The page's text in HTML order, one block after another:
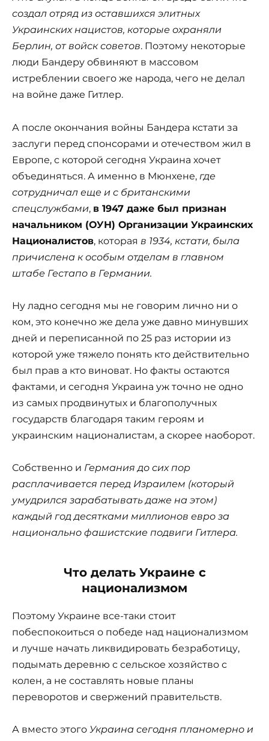
создал отряд из оставшихся элитных
Украинских нацистов, которые охраняли
Берлин, от войск советов. Поэтому некоторые
люди Бандеру обвиняют в массовом
истреблении своего же народа, чего не делал
на войне даже Гитлер.
А после окончания войны Бандера кстати за
заслуги перед спонсорами и отечеством жил в
Европе, с которой сегодня Украина хочет
объединяться. А именно в Мюнхене, где
сотрудничал еще и с британскими
спецслужбами, в 1947 даже был признан
начальником (ОУН) Организации Украинских
Националистов, которая в 1934, кстати, была
причислена к особым отделам в главном
штабе Гестапо в Германии.
Ну ладно сегодня мы не говорим лично ни о
ком, это конечно же дела уже давно минувших
дней и переписанной по 25 раз истории из
которой уже тяжело понять кто действительно
был прав а кто виноват. Но факты остаются
фактами, и сегодня Украина уж точно не одно
из самых продвинутых и благополучных
государств благодаря таким героям и
украинским националистам, а скорее наоборот.
Собственно и Германия до сих пор
расплачивается перед Израилем (который
умудрился зарабатывать даже на этом)
каждый год десятками миллионов евро за
национально фашистские подвиги Гитлера.
Что делать Украине с
национализмом
Поэтому Украине все-таки стоит
побеспокоиться о победе над национализмом
и лучше начать ликвидировать безработицу,
подымать деревню с сельское хозяйство с
колен, а не составлять новые планы
переворотов и свержений правительств.
А вместо этого Украина сегодня планомерно и